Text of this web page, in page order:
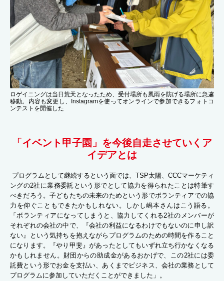
ロゲイニングは当日荒天となったため、受付場所も風雨を防げる場所に急遽
移動。内容も変更し、Instagramを使ってオンラインで参加できるフォトコ
ンテストを開催した
「イベント甲子園」を今後自走させていくア
イデアとは
プログラムとして継続するという面では、TSP太陽、CCCマーケティ
ングの2社に業務委託という形でとして協力を得られたことは特筆す
べきだろう。子どもたちの未来のためという形でボランティアでの協
力を仰ぐこともできたかもしれない。しかし嶋本さんはこう語る。
「ボランティアになってしまうと、協力してくれる2社のメンバーが
それぞれの会社の中で、『会社の利益になるわけでもないのに申し訳
ない』という気持ちを抱えながらプログラムのための時間を作ること
になります。『やり甲斐』があったとしてもいずれ立ち行かなくなる
かもしれません。財団からの助成金があるおかげで、この2社には委
託費という形でお金を支払い、あくまでビジネス、会社の業務として
プログラムに参加していただくことができました」。